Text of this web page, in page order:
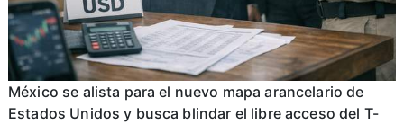
México se alista para el nuevo mapa arancelario de
Estados Unidos y busca blindar el libre acceso del T-